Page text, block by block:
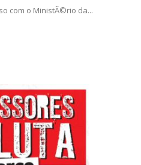
com o MinistÃ©rio da...